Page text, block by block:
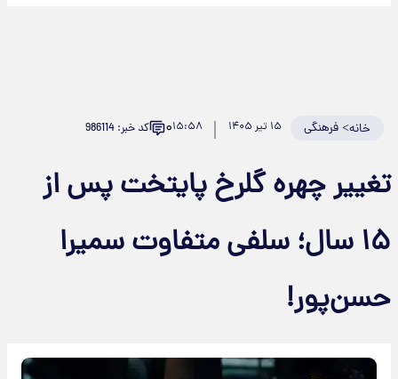
خانه>فرهنگی ۱۵ تیر ۱۴۰۵ ۱۵:۵۸۰ کد خبر: 986114
تغییر چهره گلرخ پایتخت پس از
۱۵ سال؛ سلفی متفاوت سمیرا
حسن‌پور!